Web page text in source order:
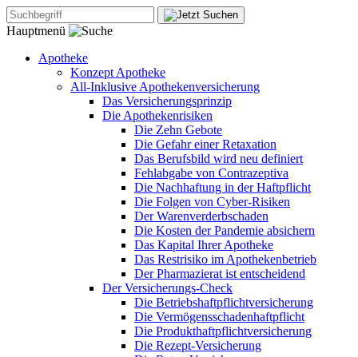
Hauptmenü
Apotheke
Konzept Apotheke
All-Inklusive Apothekenversicherung
Das Versicherungsprinzip
Die Apothekenrisiken
Die Zehn Gebote
Die Gefahr einer Retaxation
Das Berufsbild wird neu definiert
Fehlabgabe von Contrazeptiva
Die Nachhaftung in der Haftpflicht
Die Folgen von Cyber-Risiken
Der Warenverderbschaden
Die Kosten der Pandemie absichern
Das Kapital Ihrer Apotheke
Das Restrisiko im Apothekenbetrieb
Der Pharmazierat ist entscheidend
Der Versicherungs-Check
Die Betriebshaftpflichtversicherung
Die Vermögensschadenhaftpflicht
Die Produkthaftpflichtversicherung
Die Rezept-Versicherung